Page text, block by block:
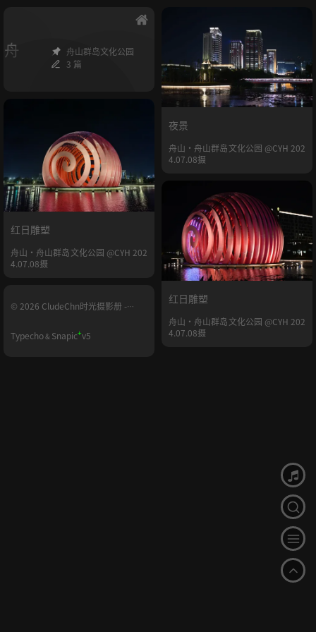
舟
舟山群岛文化公园
3 篇
夜景
舟山·舟山群岛文化公园 @CYH 202
4.07.08摄
红日雕塑
舟山·舟山群岛文化公园 @CYH 202
4.07.08摄
红日雕塑
舟山·舟山群岛文化公园 @CYH 202
4.07.08摄
© 2026 CludeChn时光摄影册 -
Typecho& Snapic+v5